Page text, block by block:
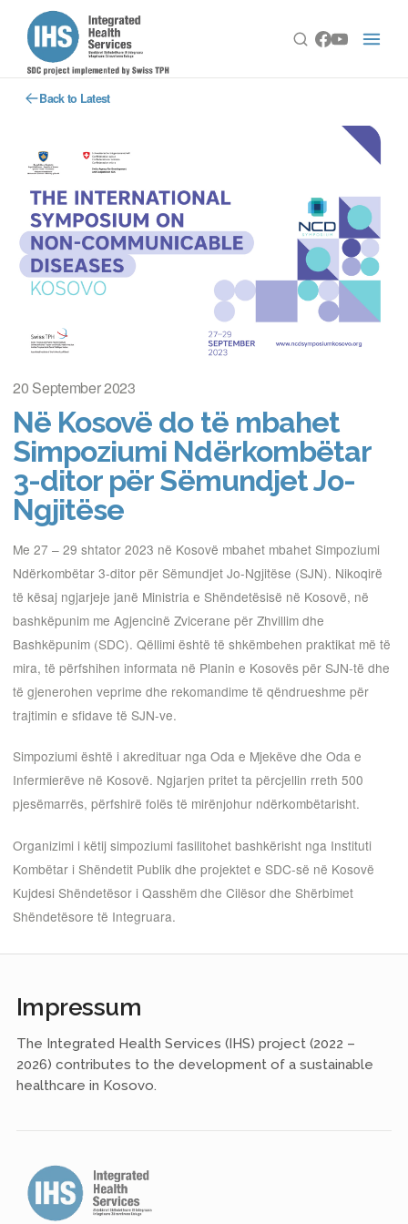
Back to Latest
20 September 2023
Në Kosovë do të mbahet
Simpoziumi Ndërkombëtar
3-ditor për Sëmundjet Jo-
Ngjitëse
Me 27 – 29 shtator 2023 në Kosovë mbahet mbahet Simpoziumi
Ndërkombëtar 3-ditor për Sëmundjet Jo-Ngjitëse (SJN). Nikoqirë
të kësaj ngjarjeje janë Ministria e Shëndetësisë në Kosovë, në
bashkëpunim me Agjencinë Zvicerane për Zhvillim dhe
Bashkëpunim (SDC). Qëllimi është të shkëmbehen praktikat më të
mira, të përfshihen informata në Planin e Kosovës për SJN-të dhe
të gjenerohen veprime dhe rekomandime të qëndrueshme për
trajtimin e sfidave të SJN-ve.
Simpoziumi është i akredituar nga Oda e Mjekëve dhe Oda e
Infermierëve në Kosovë. Ngjarjen pritet ta përcjellin rreth 500
pjesëmarrës, përfshirë folës të mirënjohur ndërkombëtarisht.
Organizimi i këtij simpoziumi fasilitohet bashkërisht nga Instituti
Kombëtar i Shëndetit Publik dhe projektet e SDC-së në Kosovë
Kujdesi Shëndetësor i Qasshëm dhe Cilësor dhe Shërbimet
Shëndetësore të Integruara.
Impressum
The Integrated Health Services (IHS) project (2022 –
2026) contributes to the development of a sustainable
healthcare in Kosovo.